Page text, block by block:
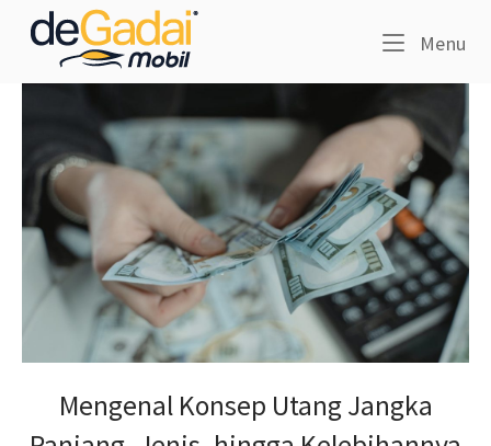
content
Home
Menu
Mengenal Konsep Utang Jangka